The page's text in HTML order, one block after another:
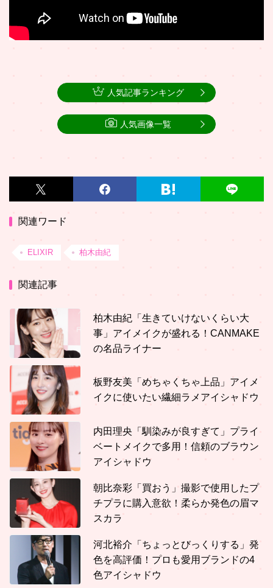
関連ワード
ELIXIR 柏木由紀
関連記事
柏木由紀「生きていけないくらい大
事」アイメイクが盛れる！CANMAKE
の名品ライナー
板野友美「めちゃくちゃ上品」アイメ
イクに使いたい繊細ラメアイシャドウ
内田理央「馴染みが良すぎて」プライ
ベートメイクで多用！信頼のブラウン
アイシャドウ
朝比奈彩「買おう」撮影で使用したプ
チプラに購入意欲！柔らか発色の眉マ
スカラ
河北裕介「ちょっとびっくりする」発
色を高評価！プロも愛用ブランドの4
色アイシャドウ
人気記事ランキング
人気画像一覧